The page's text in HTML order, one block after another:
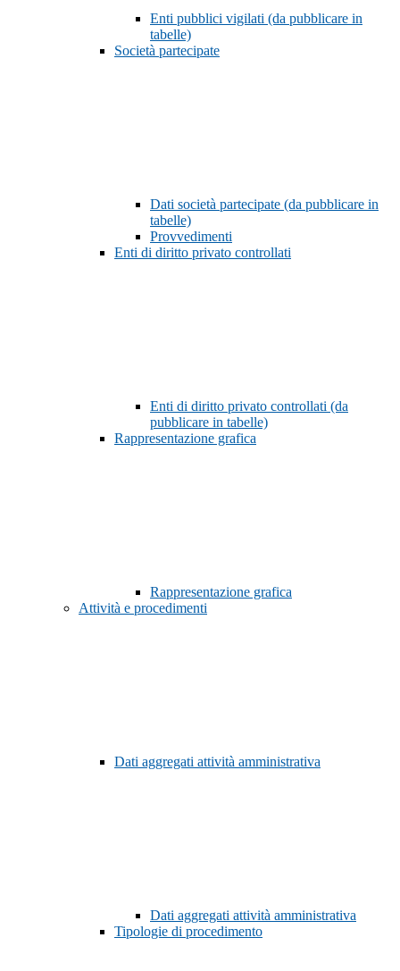
Enti pubblici vigilati (da pubblicare in
tabelle)
Società partecipate
Dati società partecipate (da pubblicare in
tabelle)
Provvedimenti
Enti di diritto privato controllati
Enti di diritto privato controllati (da
pubblicare in tabelle)
Rappresentazione grafica
Rappresentazione grafica
Attività e procedimenti
Dati aggregati attività amministrativa
Dati aggregati attività amministrativa
Tipologie di procedimento